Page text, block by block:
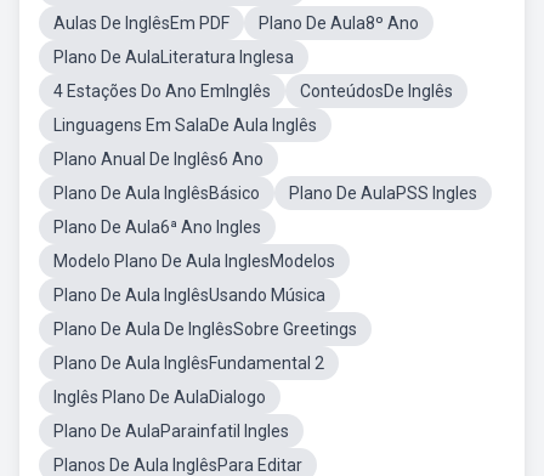
Aulas De InglêsEm PDF
Plano De Aula8º Ano
Plano De AulaLiteratura Inglesa
4 Estações Do Ano EmInglês
ConteúdosDe Inglês
Linguagens Em SalaDe Aula Inglês
Plano Anual De Inglês6 Ano
Plano De Aula InglêsBásico
Plano De AulaPSS Ingles
Plano De Aula6ª Ano Ingles
Modelo Plano De Aula InglesModelos
Plano De Aula InglêsUsando Música
Plano De Aula De InglêsSobre Greetings
Plano De Aula InglêsFundamental 2
Inglês Plano De AulaDialogo
Plano De AulaParainfatil Ingles
Planos De Aula InglêsPara Editar